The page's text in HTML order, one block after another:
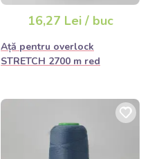
16,27 Lei / buc
Ață pentru overlock
STRETCH 2700 m red